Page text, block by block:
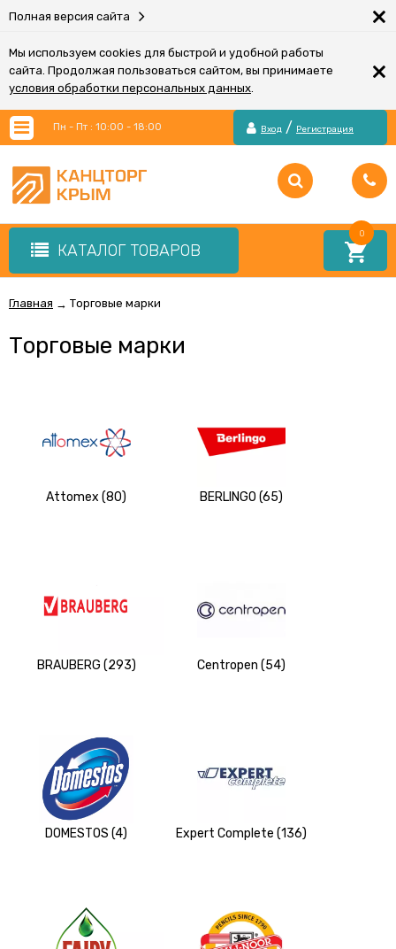
Полная версия сайта ×
Мы используем cookies для быстрой и удобной работы
сайта. Продолжая пользоваться сайтом, вы принимаете
условия обработки персональных данных.
×
Пн - Пт : 10:00 - 18:00 Вход / Регистрация
КАТАЛОГ ТОВАРОВ
0
Главная → Торговые марки
Торговые марки
Attomex (80) BERLINGO (65)
BRAUBERG (293) Centropen (54)
DOMESTOS (4) Expert Complete (136)